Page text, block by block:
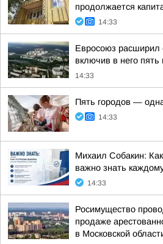
продолжается
14:33
Евросоюз расширил
включив в него пять
14:33
Пять городов —
14:33
Михаил Собакин:
важно знать
14:33
Росимущество
продаже
в Московской